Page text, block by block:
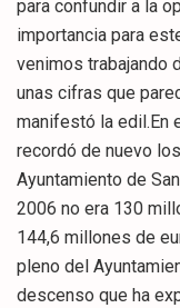
para confundir a la
importancia para
venimos trabajando
unas cifras que
manifestó la edil.En
recordó de nuevo
Ayuntamiento de
2006 no era 130
144,6 millones de
pleno del
descenso que ha